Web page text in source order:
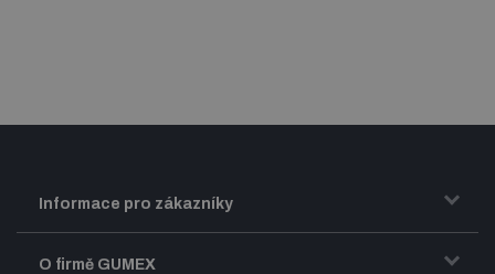
Informace pro zákazníky
Doprava a zasílání zboží
O firmě GUMEX